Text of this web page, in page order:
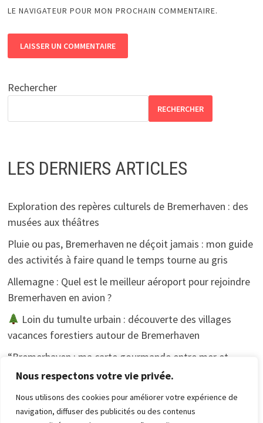
Nous respectons votre vie privée.
Nous utilisons des cookies pour améliorer votre expérience de
navigation, diffuser des publicités ou des contenus
LE NAVIGATEUR POUR MON PROCHAIN COMMENTAIRE.
Rechercher
RECHERCHER
LES DERNIERS ARTICLES
Exploration des repères culturels de Bremerhaven : des
musées aux théâtres
Pluie ou pas, Bremerhaven ne déçoit jamais : mon guide
des activités à faire quand le temps tourne au gris
Allemagne : Quel est le meilleur aéroport pour rejoindre
Bremerhaven en avion ?
Loin du tumulte urbain : découverte des villages
vacances forestiers autour de Bremerhaven
“Bremerhaven : ma carte gourmande entre mer et
tradition”.